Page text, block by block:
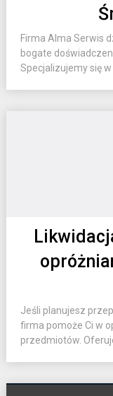
Firma Alma Serwis
bogate
Specjalizujemy się w
Jeśli planujesz
firma pomoże Ci w
przedmiotów.